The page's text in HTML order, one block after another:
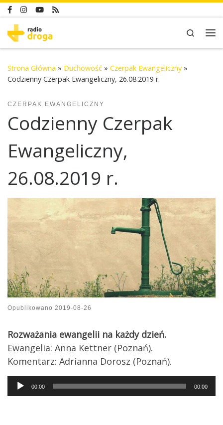
Skip to content
Search
Strona Główna » Duchowość » Czerpak Ewangeliczny »
Codzienny Czerpak Ewangeliczny, 26.08.2019 r.
CZERPAK EWANGELICZNY
Codzienny Czerpak
Ewangeliczny,
26.08.2019 r.
Opublikowano 2019-08-26
Rozważania ewangelii na każdy dzień.
Ewangelia: Anna Kettner (Poznań).
Komentarz: Adrianna Dorosz (Poznań).
Audio
Player
00:00 00:00